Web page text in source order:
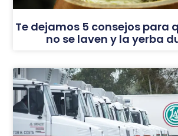
Te dejamos 5 consejos para
no se laven y la yerba